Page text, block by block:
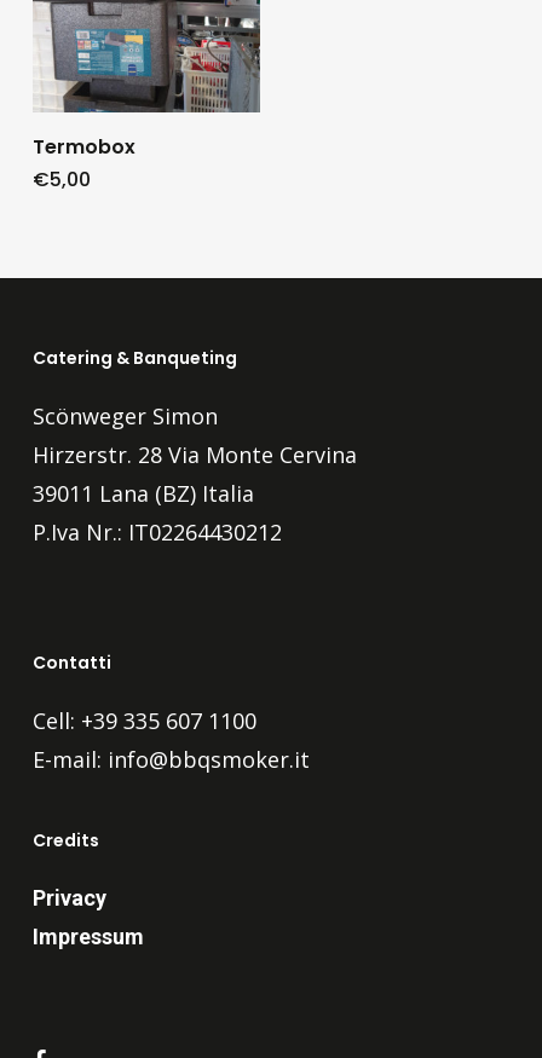
Termobox
€5,00
Catering & Banqueting
Scönweger Simon
Hirzerstr. 28 Via Monte Cervina
39011 Lana (BZ) Italia
P.Iva Nr.: IT02264430212
Contatti
Cell: +39 335 607 1100
E-mail: info@bbqsmoker.it
Credits
Privacy
Impressum